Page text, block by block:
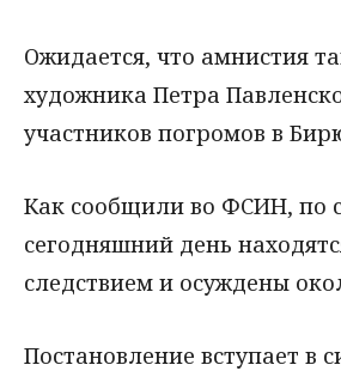
Ожидается, что амнистия
художника Петра
участников погромов в
Как сообщили во ФСИН, по
сегодняшний день
следствием и осуждены
Постановление вступает в